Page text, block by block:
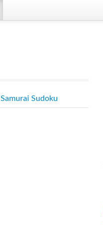
Samurai Sudoku